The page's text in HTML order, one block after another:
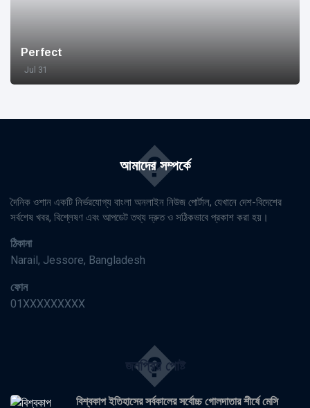
Perfect
Jul 31
আমাদের সম্পর্কে
�
দৈনিক ওশান একটি নির্ভরযোগ্য বাংলা অনলাইন নিউজ পোর্টাল, যেখানে দেশ-বিদেশের
সর্বশেষ খবর, বিশ্লেষণ এবং আপডেট তথ্য দ্রুত ও সঠিকভাবে প্রকাশ করা হয়।
ঠিকানা
Narail, Jessore, Bangladesh
ফোন
01XXXXXXXXX
জনপ্রিয় পোষ্ট
�
বিশ্বকাপ ইতিহাসের সর্বকালের সর্বোচ্চ গোলদাতার শীর্ষে মেসি